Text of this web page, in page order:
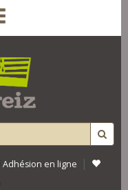
Adhésion en ligne |